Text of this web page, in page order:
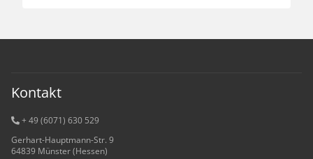
Kontakt
+ 49 (6071) 630 529
Gerhart-Hauptmann-Str. 9
64839 Münster (Hessen)